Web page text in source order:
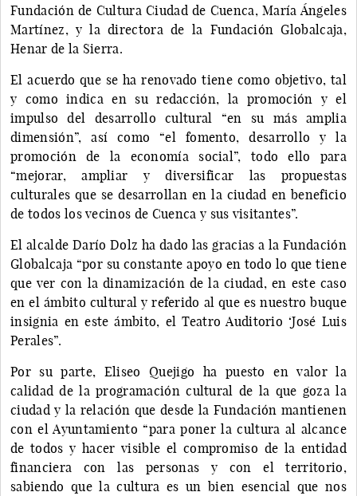
Fundación de Cultura Ciudad de Cuenca, María Ángeles
Martínez, y la directora de la Fundación Globalcaja,
Henar de la Sierra.
El acuerdo que se ha renovado tiene como objetivo, tal
y como indica en su redacción, la promoción y el
impulso del desarrollo cultural “en su más amplia
dimensión”, así como “el fomento, desarrollo y la
promoción de la economía social”, todo ello para
“mejorar, ampliar y diversificar las propuestas
culturales que se desarrollan en la ciudad en beneficio
de todos los vecinos de Cuenca y sus visitantes”.
El alcalde Darío Dolz ha dado las gracias a la Fundación
Globalcaja “por su constante apoyo en todo lo que tiene
que ver con la dinamización de la ciudad, en este caso
en el ámbito cultural y referido al que es nuestro buque
insignia en este ámbito, el Teatro Auditorio ‘José Luis
Perales”.
Por su parte, Eliseo Quejigo ha puesto en valor la
calidad de la programación cultural de la que goza la
ciudad y la relación que desde la Fundación mantienen
con el Ayuntamiento “para poner la cultura al alcance
de todos y hacer visible el compromiso de la entidad
financiera con las personas y con el territorio,
sabiendo que la cultura es un bien esencial que nos